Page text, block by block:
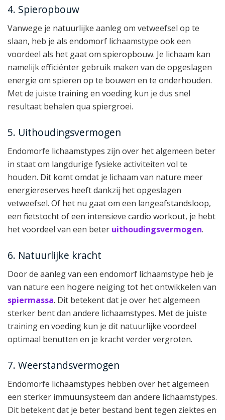
4. Spieropbouw
Vanwege je natuurlijke aanleg om vetweefsel op te
slaan, heb je als endomorf lichaamstype ook een
voordeel als het gaat om spieropbouw. Je lichaam kan
namelijk efficiënter gebruik maken van de opgeslagen
energie om spieren op te bouwen en te onderhouden.
Met de juiste training en voeding kun je dus snel
resultaat behalen qua spiergroei.
5. Uithoudingsvermogen
Endomorfe lichaamstypes zijn over het algemeen beter
in staat om langdurige fysieke activiteiten vol te
houden. Dit komt omdat je lichaam van nature meer
energiereserves heeft dankzij het opgeslagen
vetweefsel. Of het nu gaat om een langeafstandsloop,
een fietstocht of een intensieve cardio workout, je hebt
het voordeel van een beter uithoudingsvermogen.
6. Natuurlijke kracht
Door de aanleg van een endomorf lichaamstype heb je
van nature een hogere neiging tot het ontwikkelen van
spiermassa. Dit betekent dat je over het algemeen
sterker bent dan andere lichaamstypes. Met de juiste
training en voeding kun je dit natuurlijke voordeel
optimaal benutten en je kracht verder vergroten.
7. Weerstandsvermogen
Endomorfe lichaamstypes hebben over het algemeen
een sterker immuunsysteem dan andere lichaamstypes.
Dit betekent dat je beter bestand bent tegen ziektes en